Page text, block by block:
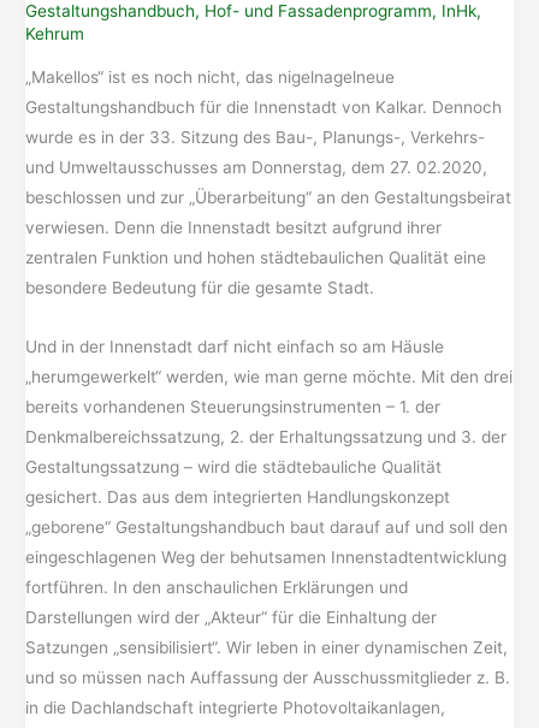
Gestaltungshandbuch, Hof- und Fassadenprogramm, InHk,
Kehrum
„Makellos“ ist es noch nicht, das nigelnagelneue
Gestaltungshandbuch für die Innenstadt von Kalkar. Dennoch
wurde es in der 33. Sitzung des Bau-, Planungs-, Verkehrs-
und Umweltausschusses am Donnerstag, dem 27. 02.2020,
beschlossen und zur „Überarbeitung“ an den Gestaltungsbeirat
verwiesen. Denn die Innenstadt besitzt aufgrund ihrer
zentralen Funktion und hohen städtebaulichen Qualität eine
besondere Bedeutung für die gesamte Stadt.
Und in der Innenstadt darf nicht einfach so am Häusle
„herumgewerkelt“ werden, wie man gerne möchte. Mit den drei
bereits vorhandenen Steuerungsinstrumenten – 1. der
Denkmalbereichssatzung, 2. der Erhaltungssatzung und 3. der
Gestaltungssatzung – wird die städtebauliche Qualität
gesichert. Das aus dem integrierten Handlungskonzept
„geborene“ Gestaltungshandbuch baut darauf auf und soll den
eingeschlagenen Weg der behutsamen Innenstadtentwicklung
fortführen. In den anschaulichen Erklärungen und
Darstellungen wird der „Akteur“ für die Einhaltung der
Satzungen „sensibilisiert“. Wir leben in einer dynamischen Zeit,
und so müssen nach Auffassung der Ausschussmitglieder z. B.
in die Dachlandschaft integrierte Photovoltaikanlagen,